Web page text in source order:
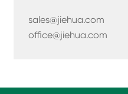
sales@jiehua.com
office@jiehua.com